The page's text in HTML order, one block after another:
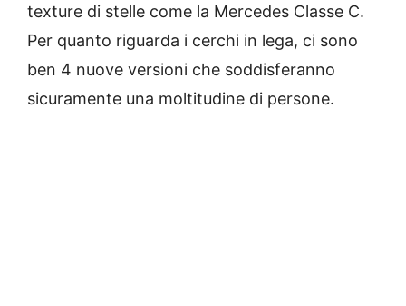
texture di stelle come la Mercedes Classe C.
Per quanto riguarda i cerchi in lega, ci sono
ben 4 nuove versioni che soddisferanno
sicuramente una moltitudine di persone.